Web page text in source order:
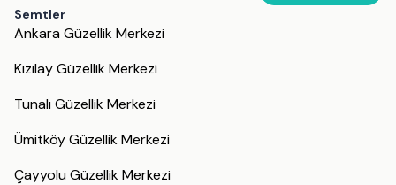
Semtler
Ankara Güzellik Merkezi
Kızılay Güzellik Merkezi
Tunalı Güzellik Merkezi
Ümitköy Güzellik Merkezi
Çayyolu Güzellik Merkezi